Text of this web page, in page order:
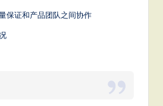
保证和产品团队之间协作